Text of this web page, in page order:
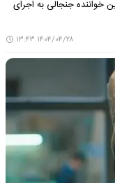
خواننده جنجالی به اجرای
۱۴۰۴/۰۴/۲۸ ۱۳:۴۳